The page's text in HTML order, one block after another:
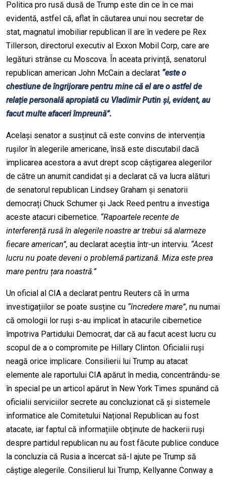
Politica pro rusă dusă de Trump este din ce în ce mai
evidentă, astfel că, aflat în căutarea unui nou secretar de
stat, magnatul imobiliar republican îl are în vedere pe Rex
Tillerson, directorul executiv al Exxon Mobil Corp, care are
legături strânse cu Moscova. În aceata privință, senatorul
republican american John McCain a declarat “este o
chestiune de îngrijorare pentru mine că el are o astfel de
relație personală apropiată cu Vladimir Putin și, evident, au
facut multe afaceri împreună”.
Același senator a susținut că este convins de intervenția
rușilor în alegerile americane, însă este discutabil dacă
implicarea acestora a avut drept scop câștigarea alegerilor
de către un anumit candidat și a declarat că va lucra alături
de senatorul republican Lindsey Graham și senatorii
democrați Chuck Schumer și Jack Reed pentru a investiga
aceste atacuri cibernetice. “Rapoartele recente de
interferență rusă în alegerile noastre ar trebui să alarmeze
fiecare american”, au declarat aceștia într-un interviu. “Acest
lucru nu poate deveni o problemă partizană. Miza este prea
mare pentru țara noastră.”
Un oficial al CIA a declarat pentru Reuters că în urma
investigațiilor se poate susține cu “încredere mare”, nu numai
că omologii lor ruși s-au implicat în atacurile cibernetice
împotriva Partidului Democrat, dar că au facut acest lucru cu
scopul de a o compromite pe Hillary Clinton. Oficialii ruși
neagă orice implicare. Consilierii lui Trump au atacat
elemente ale raportului CIA apărut în media, concentrându-se
în special pe un articol apărut în New York Times spunând că
oficialii serviciilor secrete au concluzionat că și sistemele
informatice ale Comitetului Național Republican au fost
atacate, iar faptul că informațiile obținute de hackerii ruși
despre partidul republican nu au fost făcute publice conduce
la concluzia că Rusia a încercat să-l ajute pe Trump să
câștige alegerile. Consilierul lui Trump, Kellyanne Conway a